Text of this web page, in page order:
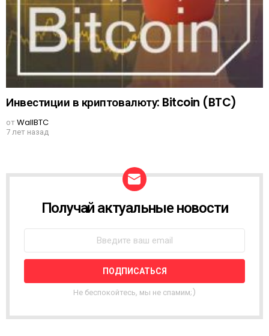
Инвестиции в криптовалюту: Bitcoin (BTC)
отWallBTC
7 лет назад
W
L
T
R
Получай актуальные новости
Не беспокойтесь, мы не спамим;)